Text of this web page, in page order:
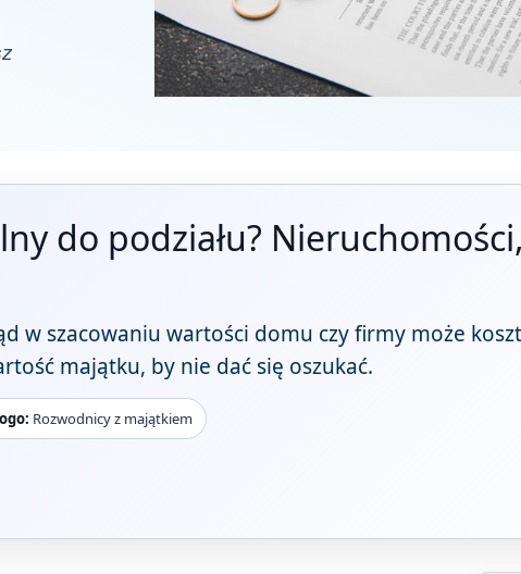
do podziału?
w szacowaniu wartości domu czy firmy może
majątku, by nie dać się oszukać.
Rozwodnicy z majątkiem